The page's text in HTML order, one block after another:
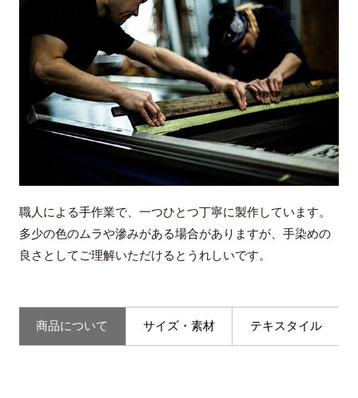
職人による手作業で、一つひとつ丁寧に製作しています。
多少の色のムラや滲みがある場合がありますが、手染めの
良さとしてご理解いただけるとうれしいです。
商品について サイズ・素材 テキスタイル